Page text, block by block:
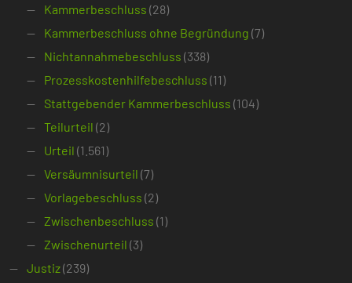
Kammerbeschluss (28)
Kammerbeschluss ohne Begründung (7)
Nichtannahmebeschluss (338)
Prozesskostenhilfebeschluss (11)
Stattgebender Kammerbeschluss (104)
Teilurteil (2)
Urteil (1.561)
Versäumnisurteil (7)
Vorlagebeschluss (2)
Zwischenbeschluss (1)
Zwischenurteil (3)
Justiz(239)